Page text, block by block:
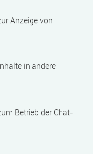
bestehen. 7
2026 werden für jede
Anzeige von
in andere
Betrieb der Chat-